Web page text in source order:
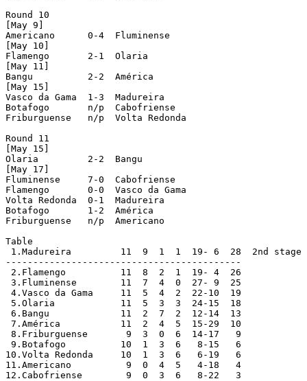
Round 10
[May 9]
Americano      0-4  Fluminense
[May 10]
Flamengo       2-1  Olaria
[May 11]
Bangu          2-2  América
[May 15]
Vasco da Gama  1-3  Madureira
Botafogo       n/p  Cabofriense
Friburguense   n/p  Volta Redonda
Round 11
[May 15]
Olaria         2-2  Bangu
[May 17]
Fluminense     7-0  Cabofriense
Flamengo       0-0  Vasco da Gama
Volta Redonda  0-1  Madureira
Botafogo       1-2  América
Friburguense   n/p  Americano
Table
1.Madureira         11  9  1  1  19- 6  28  2nd stage
-------------------------------------------
2.Flamengo          11  8  2  1  19- 4  26
3.Fluminense        11  7  4  0  27- 9  25
4.Vasco da Gama     11  5  4  2  22-10  19
5.Olaria            11  5  3  3  24-15  18
6.Bangu             11  2  7  2  12-14  13
7.América           11  2  4  5  15-29  10
8.Friburguense       9  3  0  6  14-17   9
9.Botafogo          10  1  3  6   8-15   6
10.Volta Redonda     10  1  3  6   6-19   6
11.Americano          9  0  4  5   4-18   4
12.Cabofriense        9  0  3  6   8-22   3